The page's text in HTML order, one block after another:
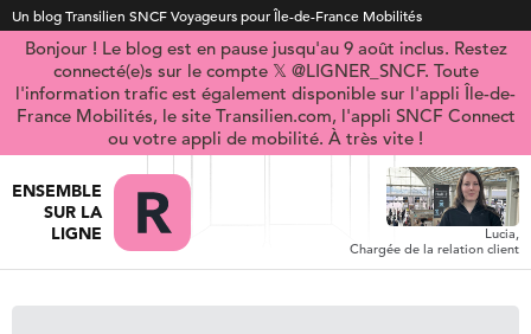
Un blog Transilien SNCF Voyageurs pour Île-de-France Mobilités
Bonjour ! Le blog est en pause jusqu'au 9 août inclus. Restez
connecté(e)s sur le compte 𝕏 @LIGNER_SNCF. Toute
l'information trafic est également disponible sur l'appli Île-de-
France Mobilités, le site Transilien.com, l'appli SNCF Connect
ou votre appli de mobilité. À très vite !
ENSEMBLE
SUR LA
LIGNE
Lucia,
Chargée de la relation client